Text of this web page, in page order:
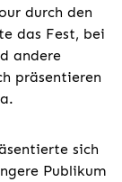
durch den
das Fest, bei
andere
präsentieren
sich
Publikum